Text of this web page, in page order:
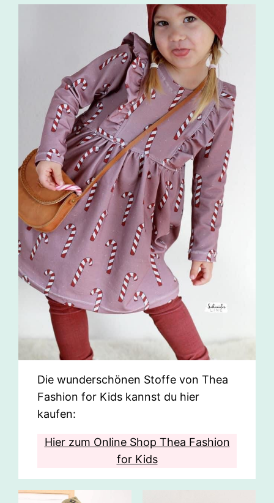
Die wunderschönen Stoffe von Thea
Fashion for Kids kannst du hier
kaufen:
Hier zum Online Shop Thea Fashion
for Kids